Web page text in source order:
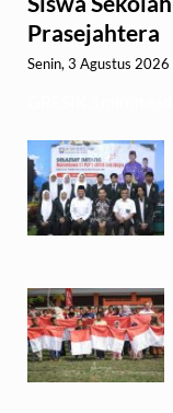
Prasejahtera
Senin, 3 Agustus